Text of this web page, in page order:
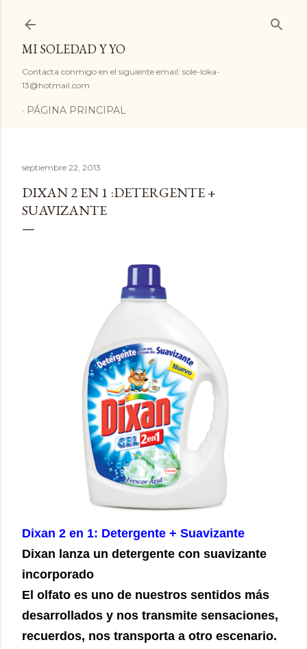
MI SOLEDAD Y YO
Contacta conmigo en el siguiente email: sole-loka-
13@hotmail.com
PÁGINA PRINCIPAL
septiembre 22, 2013
DIXAN 2 EN 1 :DETERGENTE +
SUAVIZANTE
Dixan 2 en 1: Detergente + Suavizante
Dixan lanza un detergente con suavizante
incorporado
El olfato es uno de nuestros sentidos más
desarrollados y nos transmite sensaciones,
recuerdos, nos transporta a otro escenario.